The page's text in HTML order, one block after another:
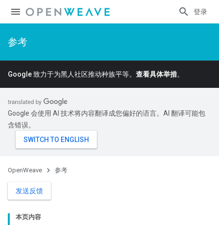
登录
参考
Google 致力于为黑人社区推动种族平等。 查看具体举措。
Google 会使用 AI 技术将内容翻译成您偏好的语言。AI 翻译可能包
含错误。
OpenWeave 参考
发送反馈
本页内容